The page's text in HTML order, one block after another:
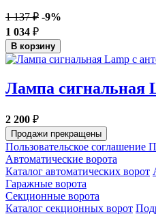
1 137 ₽ -9%
1 034 ₽
В корзину
Лампа сигнальная
2 200 ₽
Продажи прекращены
Пользовательское соглашение
Автоматические ворота
Каталог автоматических ворот
Гаражные ворота
Секционные ворота
Каталог секционных ворот